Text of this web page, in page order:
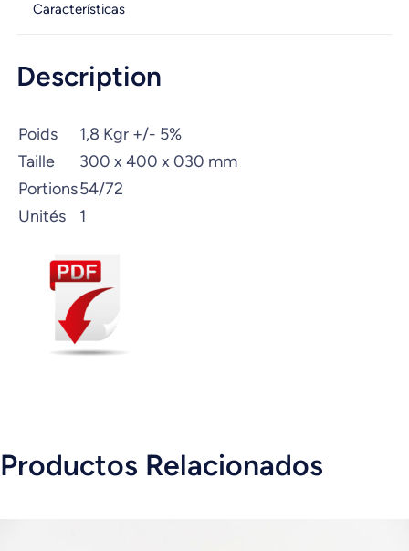
Características
Description
Poids
1,8 Kgr +/- 5%
Taille
300 x 400 x 030 mm
Portions54/72
Unités
1
Productos Relacionados